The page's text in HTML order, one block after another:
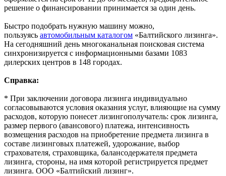
решение о финансировании принимается за один день.
Быстро подобрать нужную машину можно,
пользуясь автомобильным каталогом «Балтийского лизинга».
На сегодняшний день многоканальная поисковая система
синхронизируется с информационными базами 1083
дилерских центров в 148 городах.
Справка:
* При заключении договора лизинга индивидуально
согласовываются условия оказания услуг, влияющие на сумму
расходов, которую понесет лизингополучатель: срок лизинга,
размер первого (авансового) платежа, интенсивность
возмещения расходов на приобретение предмета лизинга в
составе лизинговых платежей, удорожание, выбор
страхователя, страховщика, балансодержателя предмета
лизинга, стороны, на имя которой регистрируется предмет
лизинга. ООО «Балтийский лизинг».